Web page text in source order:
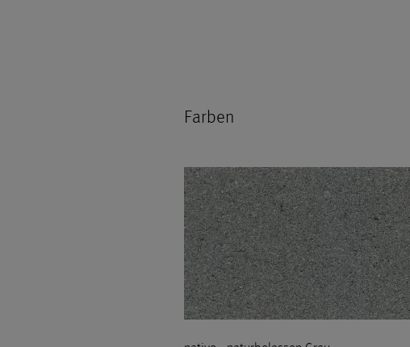
Farben